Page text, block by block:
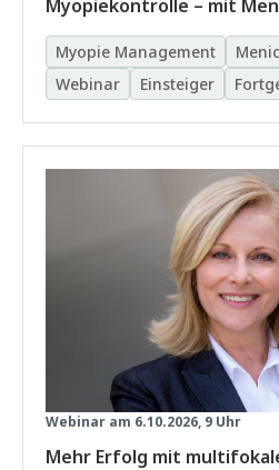
Myopiekontrolle – mit
Myopie Management
Webinar
Einsteiger
Webinar am 6.10.2026, 9 Uhr
Mehr Erfolg mit